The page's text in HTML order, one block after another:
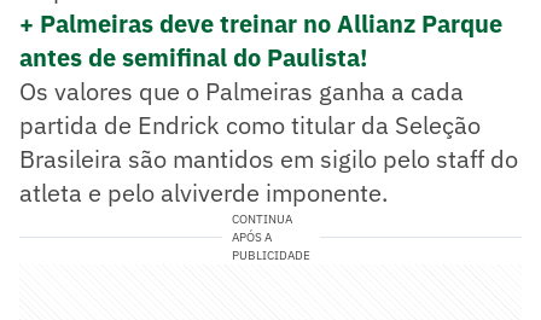
+ Palmeiras deve treinar no Allianz Parque
antes de semifinal do Paulista!
Os valores que o Palmeiras ganha a cada
partida de Endrick como titular da Seleção
Brasileira são mantidos em sigilo pelo staff do
atleta e pelo alviverde imponente.
CONTINUA
APÓS A
PUBLICIDADE